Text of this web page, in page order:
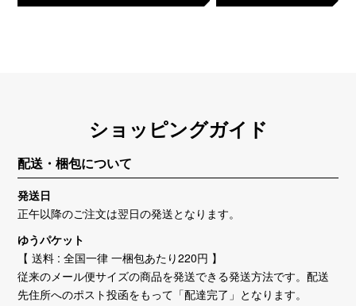
ショッピングガイド
配送・梱包について
発送日
正午以降のご注文は翌日の発送となります。
ゆうパケット
【 送料 : 全国一律 一梱包あたり220円 】
従来のメール便サイズの商品を発送できる発送方法です。配送
先住所へのポスト投函をもって「配達完了」となります。